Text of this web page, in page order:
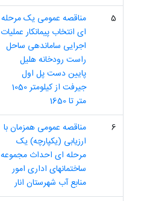
5
مناقصه عمومی یک مرحله
ای انتخاب پیمانکار عملیات
اجرایی ساماندهی ساحل
راست رودخانه هلیل
پایین دست پل اول
جیرفت از کیلومتر 1050
متر تا 1650
6
مناقصه عمومی همزمان با
ارزیابی (یکپارچه) یک
مرحله ای احداث مجموعه
ساختمانهای اداری امور
منابع آب شهرستان انار